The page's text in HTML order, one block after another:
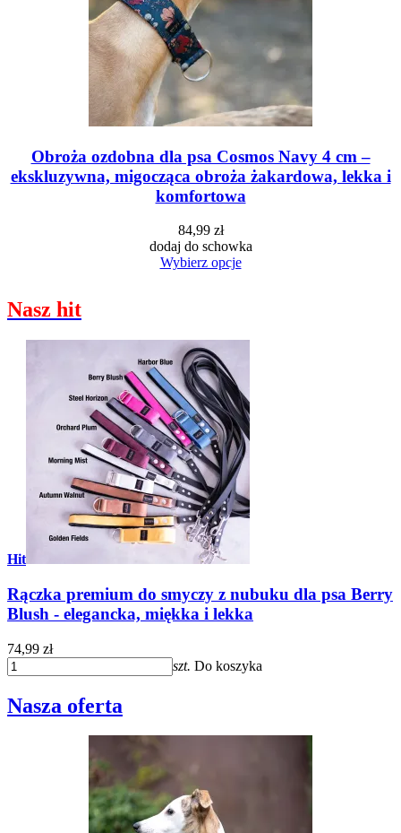
Obroża ozdobna dla psa Cosmos Navy 4 cm –
ekskluzywna, migocząca obroża żakardowa, lekka i
komfortowa
84,99 zł
dodaj do schowka
Wybierz opcje
Nasz hit
Hit
Rączka premium do smyczy z nubuku dla psa Berry
Blush - elegancka, miękka i lekka
74,99 zł
szt. Do koszyka
Nasza oferta